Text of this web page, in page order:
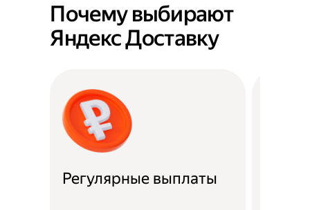
Почему выбирают
Яндекс Доставку
Регулярные выплаты